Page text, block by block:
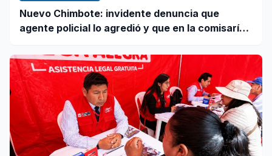
Nuevo Chimbote: invidente denuncia que
agente policial lo agredió y que en la comisaría